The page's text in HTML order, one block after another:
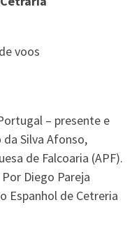
voos
– presente e
Silva Afonso,
de Falcoaria (APF).
Diego Pareja
Espanhol de Cetreria